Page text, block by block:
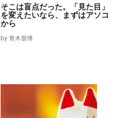
そこは盲点だった。「見た目」
を変えたいなら、まずはアソコ
から
by 青木朋博